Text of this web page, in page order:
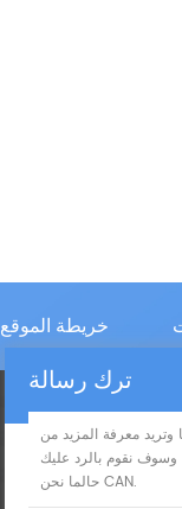
خريطة الموقع
الإشتراك
ترك رسالة
وتريد معرفة المزيد من
وسوف نقوم بالرد عليك
حالما نحن CAN.